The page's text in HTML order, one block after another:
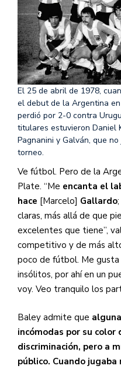
El 25 de abril de 1978,
el debut de la Argentina
perdió por 2-0 contra
titulares estuvieron Daniel
Pagnanini y Galván, que
torneo.
Ve fútbol. Pero de la
Plate. “Me encanta el
hace [Marcelo] Gallardo
claras, más allá de que
excelentes que tiene”,
competitivo y de más
poco de fútbol. Me gusta
insólitos, por ahí en un
voy. Veo tranquilo los
Baley admite que
incómodas por su color
discriminación, pero a
público. Cuando